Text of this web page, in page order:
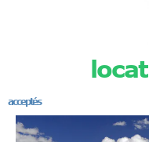
acceptés